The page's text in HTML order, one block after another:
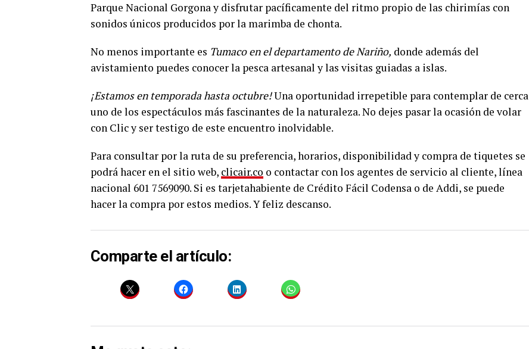
Parque Nacional Gorgona y disfrutar pacíficamente del ritmo propio de las chirimías con
sonidos únicos producidos por la marimba de chonta.
No menos importante es Tumaco en el departamento de Nariño, donde además del
avistamiento puedes conocer la pesca artesanal y las visitas guiadas a islas.
¡Estamos en temporada hasta octubre!Una oportunidad irrepetible para contemplar de cerca
uno de los espectáculos más fascinantes de la naturaleza. No dejes pasar la ocasión de volar
con Clic y ser testigo de este encuentro inolvidable.
Para consultar por la ruta de su preferencia, horarios, disponibilidad y compra de tiquetes se
podrá hacer en el sitio web, clicair.co o contactar con los agentes de servicio al cliente, línea
nacional 601 7569090. Si es tarjetahabiente de Crédito Fácil Codensa o de Addi, se puede
hacer la compra por estos medios. Y feliz descanso.
Comparte el artículo: